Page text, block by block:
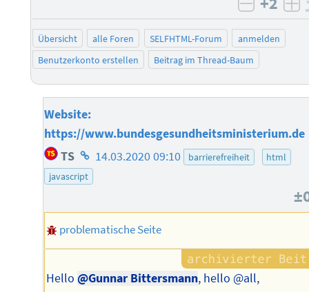
negativ
Übersicht alle Foren SELFHTML-Forum
anmelden
Benutzerkonto erstellen
Beitrag im Thread-Baum
Website:
https://www.bundesgesundheitsministerium.de
TS Homepage
des
14.03.2020 09:10 barrierefreiheit
html
javascript
problematische Seite
Hello@Gunnar Bittersmann, hello @all,